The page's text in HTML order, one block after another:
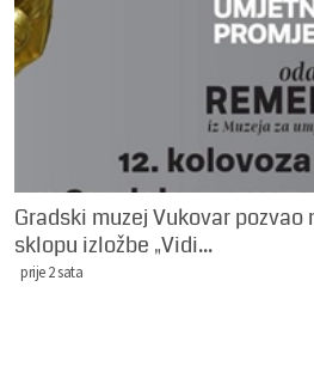
Gradski muzej Vukovar
sklopu izložbe „Vidi...
prije 2 sata